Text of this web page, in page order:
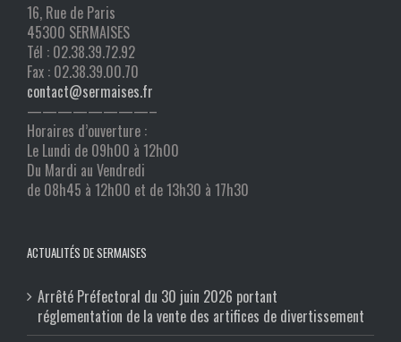
16, Rue de Paris
45300 SERMAISES
Tél : 02.38.39.72.92
Fax : 02.38.39.00.70
contact@sermaises.fr
————————–
Horaires d’ouverture :
Le Lundi de 09h00 à 12h00
Du Mardi au Vendredi
de 08h45 à 12h00 et de 13h30 à 17h30
ACTUALITÉS DE SERMAISES
Arrêté Préfectoral du 30 juin 2026 portant
réglementation de la vente des artifices de divertissement